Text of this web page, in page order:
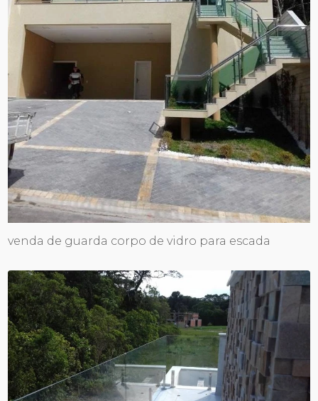
venda de guarda corpo de vidro para escada